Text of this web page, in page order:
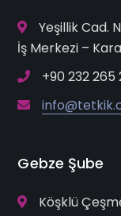
Yeşillik Cad.
İş Merkezi –
+90 232 265
Gebze Şube
Köşklü